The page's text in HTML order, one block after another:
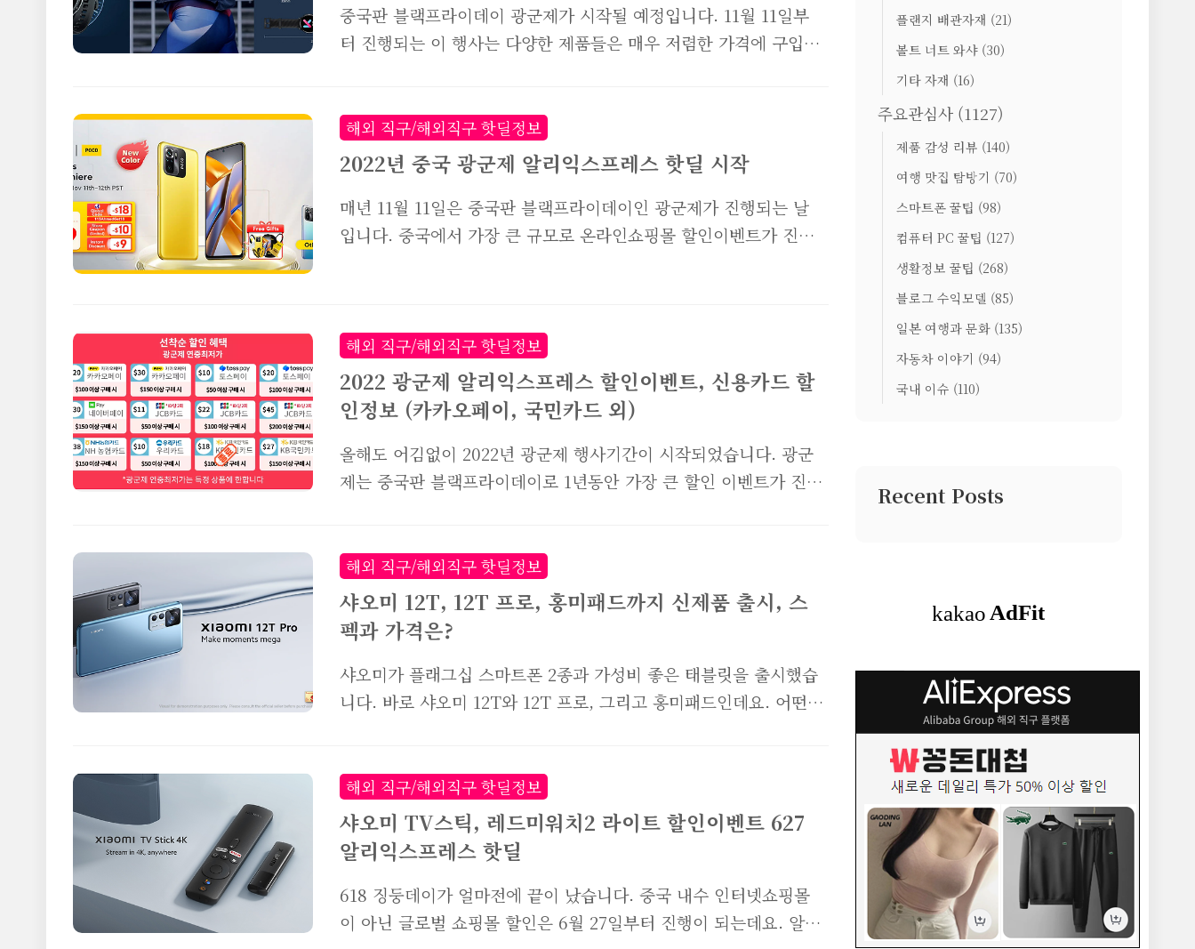
플랜지 배관자재 (21)
볼트 너트 와샤 (30)
기타 자재 (16)
주요관심사 (1127)
제품 감성 리뷰 (140)
여행 맛집 탐방기 (70)
스마트폰 꿀팁 (98)
컴퓨터 PC 꿀팁 (127)
생활정보 꿀팁 (268)
블로그 수익모델 (85)
일본 여행과 문화 (135)
자동차 이야기 (94)
국내 이슈 (110)
Recent Posts
심박수가 높아질 경우 경고알림까지 지원하며, 100가지 이상의 스
포츠 모드와 NFC 기능도 탑재된 제품입니다. 대부분의 스마트워치
중국판 블랙프라이데이 광군제가 시작될 예정입니다. 11월 11일부
터 진행되는 이 행사는 다양한 제품들은 매우 저렴한 가격에 구입이
KU6 Meta KUMI KU6 메타는 1.96인치의 큰 디스플레이를 갖춘
스마트워치로 두께는 11.4mm의 슬림하면서도 가벼운 제품입니다.
싱글코어 듀얼 모드 블루투스 칩이 탑재되어 원터치로 APP과 블루
투스 연결이 가능하며, NFC 기능을 지원해 카드키 없이도 현관문
을 쉽게 열 수 있습니다. 스마트워치의 기본 기능인 수면 모니터링,
해외 직구/해외직구 핫딜정보
2022년 중국 광군제 알리익스프레스 핫딜 시작
매년 11월 11일은 중국판 블랙프라이데이인 광군제가 진행되는 날
입니다. 중국에서 가장 큰 규모로 온라인쇼핑몰 할인이벤트가 진행
저렴한 가격대로 판매되어 국내에서도 큰 인기를 끌고있는 브랜드
죠? POCO에서 최근 출시된 스마트폰 POCO M5가 큰폭으로 할인
이 진행되고 있습니다. POCO M5는 6나노 공정의 Mediatek
Helio G99 옥타코어 CPU가 탑재된 제품으로 6.58인치 대형 디스
플레이가 장착되었습니다. 90Hz 화면주사율과 2408X1080 풀
HD+ 높은 화소도 눈길을 끌고요. RAM은 4GB와 6..
해외 직구/해외직구 핫딜정보
2022 광군제 알리익스프레스 할인이벤트, 신용카드 할
인정보 (카카오페이, 국민카드 외)
올해도 어김없이 2022년 광군제 행사기간이 시작되었습니다. 광군
제는 중국판 블랙프라이데이로 1년동안 가장 큰 할인 이벤트가 진행
당일 엄청난 할인을 진행하는 제품도 있지만, 선착순으로 할인되는
제품도 많으므로 서둘러서 확인을 해봐야하는데요. 할인기간은 지
금부터 한국시간 기준으로 11월 13일 오후 4시 59분까지만 진행됩
니다. 제품마다 다르지만 최대 90%까지 할인되며, 30달러마다 4달
러씩 할인도 해주네요. 30달러 이상 제품 구입시 4달러 할인, 60달
러 이상일 경우 8달러, 90달러 이상일 경우 12달러가 할인됩니다.
해외 직구/해외직구 핫딜정보
샤오미 12T, 12T 프로, 홍미패드까지 신제품 출시, 스
펙과 가격은?
샤오미가 플래그십 스마트폰 2종과 가성비 좋은 태블릿을 출시했습
니다. 바로 샤오미 12T와 12T 프로, 그리고 홍미패드인데요. 어떤
시죠! 샤오미 12T 프로 플래그십 스마트폰 Make moments
mega 샤오미 12T 프로는 프리미엄급 성능을 보여주는 플래그십
스마트폰입니다. 이번에는 엄청난 카메라 스펙이 탑재되어 눈길을
끄는데요. 샤오미 12T 프로의 스펙은 다음과 같습니다. CPU: 스냅
드래곤 8+ Gen1 RAM+ROM: 8GB+256GB 또는 12GB+256GB
디스플레이: 6.67인치 크리스탈 아몰레드 닷 디스플레이 해상도:
해외 직구/해외직구 핫딜정보
샤오미 TV스틱, 레드미워치2 라이트 할인이벤트 627
알리익스프레스 핫딜
618 징둥데이가 얼마전에 끝이 났습니다. 중국 내수 인터넷쇼핑몰
이 아닌 글로벌 쇼핑몰 할인은 6월 27일부터 진행이 되는데요. 알리